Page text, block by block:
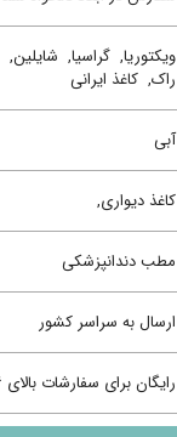
ویکتوریا,گراسیا, شایلین,
راک,کاغذ ایرانی
آبی
کاغذ دیواری,
مطب دندانپزشکی
ارسال به سراسر کشور
رایگان برای سفارشات بالای ۶ مترمربع